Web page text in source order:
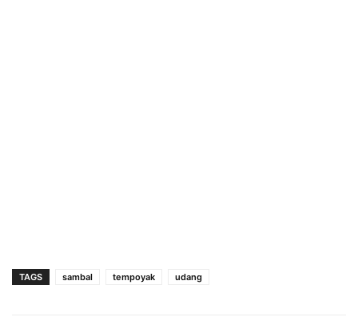
TAGS sambal tempoyak udang